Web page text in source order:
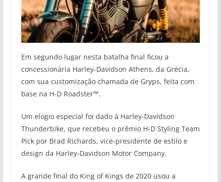
Em segundo lugar nesta batalha final ficou a
concessionária Harley-Davidson Athens, da Grécia,
com sua customização chamada de Gryps, feita com
base na H-D Roadster™.
Um elogio especial foi dado à Harley-Davidson
Thunderbike, que recebeu o prêmio H-D Styling Team
Pick por Brad Richards, vice-presidente de estilo e
design da Harley-Davidson Motor Company.
A grande final do King of Kings de 2020 usou a